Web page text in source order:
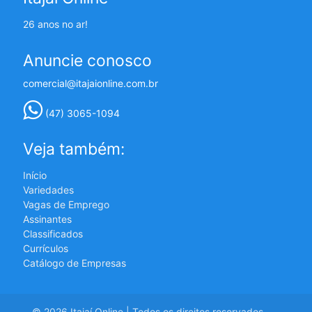
26 anos no ar!
Anuncie conosco
comercial@itajaionline.com.br
(47) 3065-1094
Veja também:
Início
Variedades
Vagas de Emprego
Assinantes
Classificados
Currículos
Catálogo de Empresas